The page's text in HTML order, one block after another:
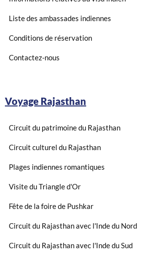
Liste des ambassades indiennes
Conditions de réservation
Contactez-nous
Voyage Rajasthan
Circuit du patrimoine du Rajasthan
Circuit culturel du Rajasthan
Plages indiennes romantiques
Visite du Triangle d'Or
Fête de la foire de Pushkar
Circuit du Rajasthan avec l'Inde du Nord
Circuit du Rajasthan avec l'Inde du Sud